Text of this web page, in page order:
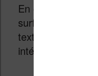
En clair : le fait
surface permet
texte et la
intéressante